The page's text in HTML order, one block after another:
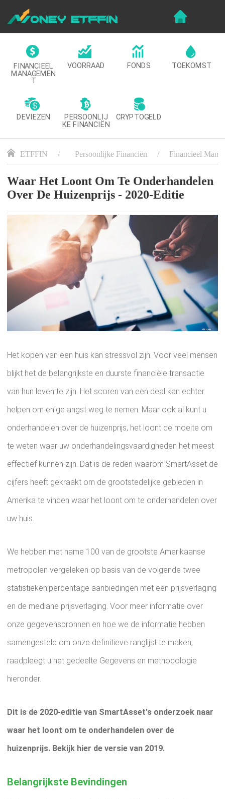
FINANCIEEL
MANAGEMEN
T
VOORRAAD FONDS TOEKOMST
DEVIEZEN PERSOONLIJ
KE FINANCIËN
CRYPTOGELD
ETFFIN Persoonlijke Financiën Financieel
Waar Het Loont Om Te Onderhandelen
Over De Huizenprijs - 2020-Editie
Het kopen van een huis kan stressvol zijn. Voor veel mensen
blijkt het de belangrijkste en duurste financiële transactie
van hun leven te zijn. Het scoren van een deal kan echter
helpen om enige angst weg te nemen. Maar ook al kunt u
onderhandelen over de huizenprijs, het loont de moeite om
te weten waar uw onderhandelingsvaardigheden het meest
effectief kunnen zijn. Dat is de reden waarom SmartAsset de
cijfers heeft gekraakt om de grootstedelijke gebieden in
Amerika te vinden waar het loont om te onderhandelen over
uw huis.
We hebben met name 100 van de grootste Amerikaanse
metropolen vergeleken op basis van de volgende twee
statistieken:percentage aanbiedingen met een prijsverlaging
en de mediane prijsverlaging. Voor meer informatie over
onze gegevensbronnen en hoe we de informatie hebben
samengesteld om onze definitieve ranglijst te maken,
raadpleegt u het gedeelte Gegevens en methodologie
hieronder.
Dit is de 2020-editie van SmartAsset's onderzoek naar
waar het loont om te onderhandelen over de
huizenprijs. Bekijk hier de versie van 2019.
Belangrijkste Bevindingen